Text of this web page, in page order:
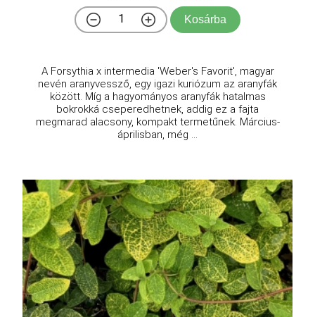
Kosárba
A Forsythia x intermedia 'Weber's Favorit', magyar
nevén aranyvessző, egy igazi kuriózum az aranyfák
között. Míg a hagyományos aranyfák hatalmas
bokrokká cseperedhetnek, addig ez a fajta
megmarad alacsony, kompakt termetűnek. Március-
áprilisban, még ...